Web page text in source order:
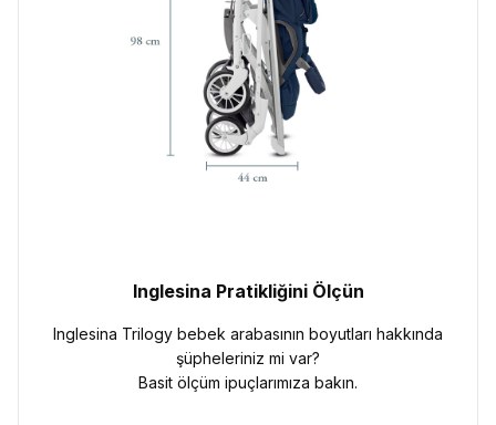
Inglesina Pratikliğini Ölçün
Inglesina Trilogy bebek arabasının boyutları hakkında
şüpheleriniz mi var?
Basit ölçüm ipuçlarımıza bakın.